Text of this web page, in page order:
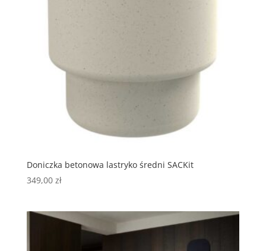
Doniczka betonowa lastryko średni SACKit
349,00 zł